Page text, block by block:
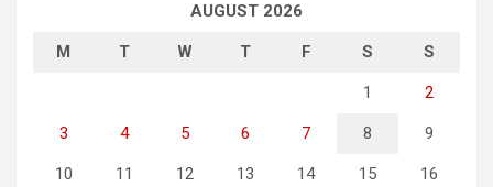
AUGUST 2026
M T W T F S S
1 2
3 4 5 6 7 8 9
10 11 12 13 14 15 16